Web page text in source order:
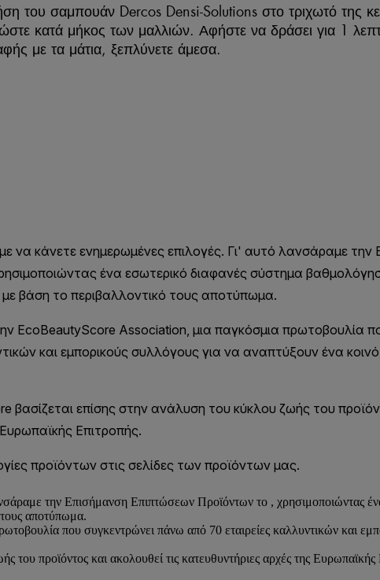
του σαμπουάν Dercos Densi-Solutions στο τριχωτό της
κατά μήκος των μαλλιών. Αφήστε να δράσει για 1
με τα μάτια, ξεπλύνετε άμεσα.
την Επισήμανση Επιπτώσεων Προϊόντων το , χρησιμοποιώντας
αποτύπωμα.
που συγκεντρώνει πάνω από 70 εταιρείες καλλυντικών και
προϊόντος και ακολουθεί τις κατευθυντήριες αρχές της Ευρωπαϊκής